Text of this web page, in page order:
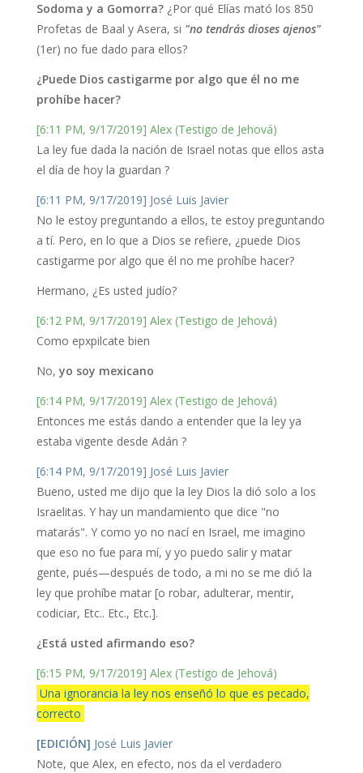
Sodoma y a Gomorra?¿Por qué Elías mató los 850
Profetas de Baal y Asera, si "no tendrás dioses ajenos"
(1er) no fue dado para ellos?
¿Puede Dios castigarme por algo que él no me
prohíbe hacer?
[6:11 PM, 9/17/2019] Alex (Testigo de Jehová)
La ley fue dada la nación de Israel notas que ellos asta
el día de hoy la guardan ?
[6:11 PM, 9/17/2019] José Luis Javier
No le estoy preguntando a ellos, te estoy preguntando
a tí. Pero, en lo que a Dios se refiere, ¿puede Dios
castigarme por algo que él no me prohíbe hacer?
Hermano, ¿Es usted judío?
[6:12 PM, 9/17/2019] Alex (Testigo de Jehová)
Como epxpilcate bien
No, yo soy mexicano
[6:14 PM, 9/17/2019] Alex (Testigo de Jehová)
Entonces me estás dando a entender que la ley ya
estaba vigente desde Adán ?
[6:14 PM, 9/17/2019] José Luis Javier
Bueno, usted me dijo que la ley Dios la dió solo a los
Israelitas. Y hay un mandamiento que dice "no
matarás". Y como yo no nací en Israel, me imagino
que eso no fue para mí, y yo puedo salir y matar
gente, pués—después de todo, a mi no se me dió la
ley que prohíbe matar [o robar, adulterar, mentir,
codiciar, Etc.. Etc., Etc.].
¿Está usted afirmando eso?
[6:15 PM, 9/17/2019] Alex (Testigo de Jehová)
Una ignorancia la ley nos enseñó lo que es pecado,
correcto
[EDICIÓN] José Luis Javier
Note, que Alex, en efecto, nos da el verdadero